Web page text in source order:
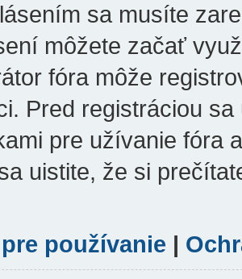
sa musíte
môžete začať
fóra môže
Pred registráciou
pre užívanie fóra
uistite, že si
používanie |